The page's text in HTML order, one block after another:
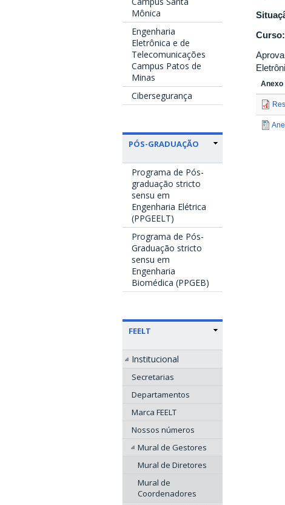
Mônica
Engenharia
Eletrônica e de
Telecomunicações
Campus Patos de
Minas
Cibersegurança
PÓS-GRADUAÇÃO
Programa de Pós-
graduação stricto
sensu em
Engenharia Elétrica
(PPGEELT)
Programa de Pós-
Graduação stricto
sensu em
Engenharia
Biomédica (PPGEB)
FEELT
Institucional
Secretarias
Departamentos
Marca FEELT
Nossos números
Mural de Gestores
Mural de Diretores
Mural de
Coordenadores
Curso:
Anexo